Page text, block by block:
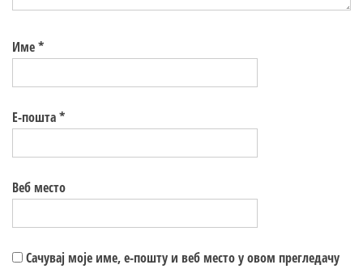
Име*
Е-пошта*
Веб место
Сачувај моје име, е-пошту и веб место у овом прегледачу